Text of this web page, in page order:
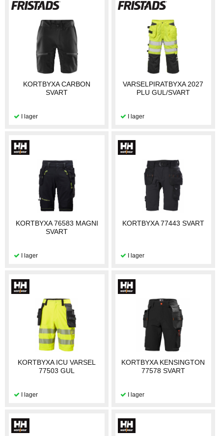
KORTBYXA CARBON
SVART
VARSELPIRATBYXA 2027
PLU GUL/SVART
KORTBYXA 76583 MAGNI
SVART
KORTBYXA 77443 SVART
KORTBYXA ICU VARSEL
77503 GUL
KORTBYXA KENSINGTON
77578 SVART